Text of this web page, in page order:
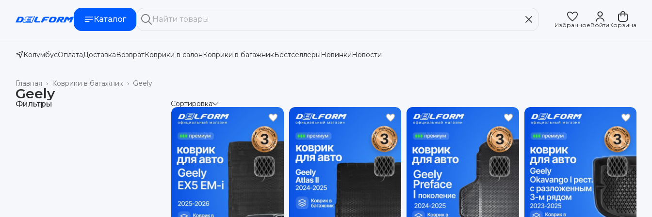
Каталог
ИзбранноеВойтиКорзина
КолумбусОплатаДоставкаВозвратКоврики в салонКоврики в багажникБестселлерыНовинкиНовости
Geely
Коврики в багажник ›
Главная ›
Geely
Фильтры Сортировка